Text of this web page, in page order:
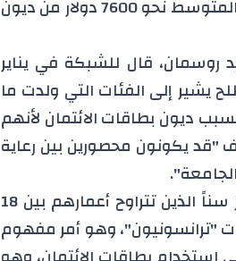
يمتلك أولئك الذين تتراوح أعمارهم بين 40 و49 سنة في المتوسط نحو 7600 دولار من ديون
روسمان، قال للشبكة في يناير
يشير إلى الفئات التي ولدت ما
ديون بطاقات الائتمان لأنهم
يكونون محصورين بين رعاية
من ناحية أخرى فإن مستخدمي بطاقات الائتمان الأصغر سناً الذين تتراوح أعمارهم بين 18
وفقاً لبيانات "ترانسونيون"، وهو أمر مفهوم